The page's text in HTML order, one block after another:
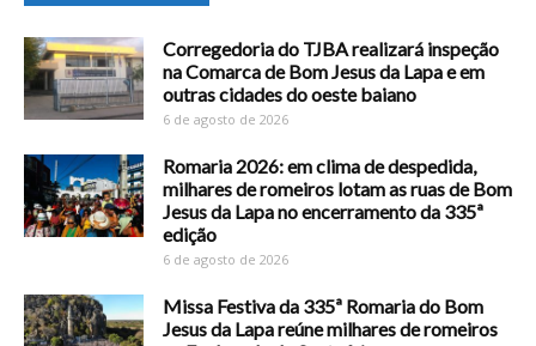
Corregedoria do TJBA realizará inspeção
na Comarca de Bom Jesus da Lapa e em
outras cidades do oeste baiano
6 de agosto de 2026
Romaria 2026: em clima de despedida,
milhares de romeiros lotam as ruas de Bom
Jesus da Lapa no encerramento da 335ª
edição
6 de agosto de 2026
Missa Festiva da 335ª Romaria do Bom
Jesus da Lapa reúne milhares de romeiros